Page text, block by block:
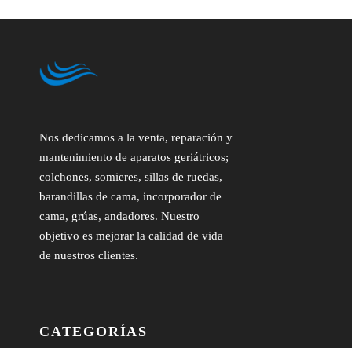
Nos dedicamos a la venta, reparación y
mantenimiento de aparatos geriátricos;
colchones, somieres, sillas de ruedas,
barandillas de cama, incorporador de
cama, grúas, andadores. Nuestro
objetivo es mejorar la calidad de vida
de nuestros clientes.
CATEGORÍAS